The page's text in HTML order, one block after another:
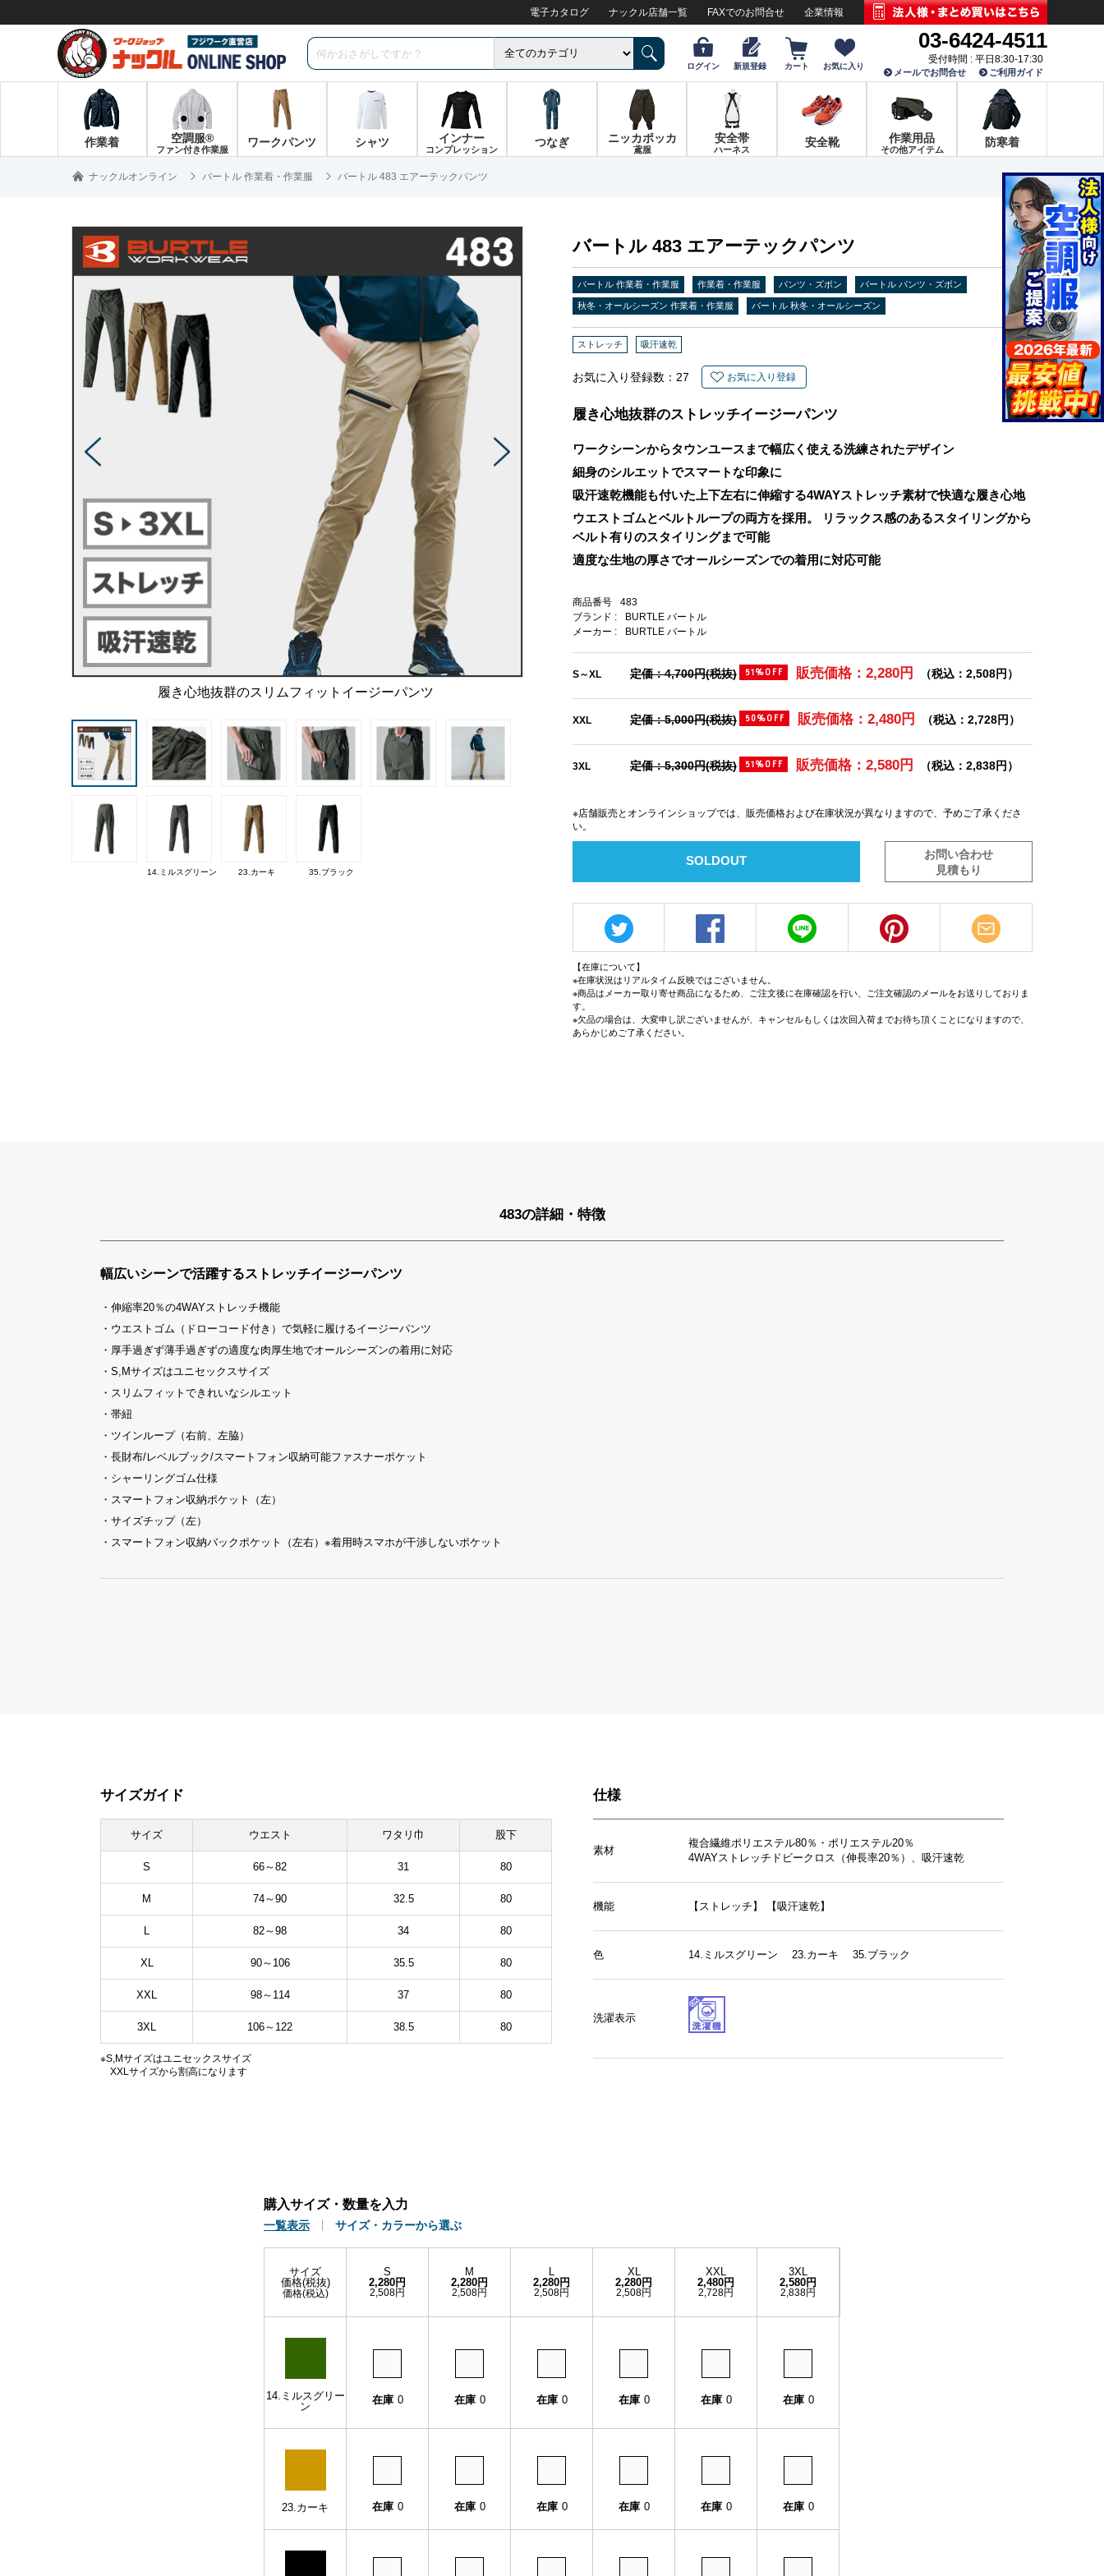
電子カタログ ナックル店舗一覧 FAXでのお問合せ 企業情報
ログイン 新規登録 カート お気に入り
03-6424-4511
受付時間 : 平日8:30-17:30
メールでお問合せ ご利用ガイド
作業着 空調服®
ファン付き作業服
ワークパンツ シャツ インナー
コンプレッション
つなぎ ニッカポッカ
鳶服
安全帯
ハーネス
安全靴 作業用品
その他アイテム
防寒着
ナックルオンライン バートル 作業着・作業服 バートル 483 エアーテックパンツ
履き心地抜群のスリムフィットイージーパンツ
14.ミルスグリーン 23.カーキ 35.ブラック
バートル 483 エアーテックパンツ
バートル 作業着・作業服 作業着・作業服 パンツ・ズボン バートル パンツ・ズボン
秋冬・オールシーズン 作業着・作業服 バートル 秋冬・オールシーズン
ストレッチ 吸汗速乾
お気に入り登録数： 27 お気に入り登録
履き心地抜群のストレッチイージーパンツ
ワークシーンからタウンユースまで幅広く使える洗練されたデザイン
細身のシルエットでスマートな印象に
吸汗速乾機能も付いた上下左右に伸縮する4WAYストレッチ素材で快適な履き心地
ウエストゴムとベルトループの両方を採用。 リラックス感のあるスタイリングから
ベルト有りのスタイリングまで可能
適度な生地の厚さでオールシーズンでの着用に対応可能
商品番号
483
ブランド :
BURTLE バートル
メーカー :
BURTLE バートル
S～XL 定価：4,700円(税抜) 51%OFF 販売価格：2,280円 （税込：2,508円）
XXL 定価：5,000円(税抜) 50%OFF 販売価格：2,480円 （税込：2,728円）
3XL 定価：5,300円(税抜) 51%OFF 販売価格：2,580円 （税込：2,838円）
※店舗販売とオンラインショップでは、販売価格および在庫状況が異なりますので、予めご了承くださ
い。
SOLDOUT
お問い合わせ
見積もり
【在庫について】
※在庫状況はリアルタイム反映ではございません。
※商品はメーカー取り寄せ商品になるため、ご注文後に在庫確認を行い、ご注文確認のメールをお送りしておりま
す。
※欠品の場合は、大変申し訳ございませんが、キャンセルもしくは次回入荷までお待ち頂くことになりますので、
あらかじめご了承ください。
483の詳細・特徴
幅広いシーンで活躍するストレッチイージーパンツ
・伸縮率20％の4WAYストレッチ機能
・ウエストゴム（ドローコード付き）で気軽に履けるイージーパンツ
・厚手過ぎず薄手過ぎずの適度な肉厚生地でオールシーズンの着用に対応
・S,Mサイズはユニセックスサイズ
・スリムフィットできれいなシルエット
・帯紐
・ツインループ（右前、左脇）
・長財布/レベルブック/スマートフォン収納可能ファスナーポケット
・シャーリングゴム仕様
・スマートフォン収納ポケット（左）
・サイズチップ（左）
・スマートフォン収納バックポケット（左右）※着用時スマホが干渉しないポケット
サイズガイド
サイズ ウエスト ワタリ巾 股下
S 66～82 31 80
M 74～90 32.5 80
L 82～98 34 80
XL 90～106 35.5 80
XXL 98～114 37 80
3XL 106～122 38.5 80
※S,Mサイズはユニセックスサイズ
XXLサイズから割高になります
仕様
素材
複合繊維ポリエステル80％・ポリエステル20％
4WAYストレッチドビークロス（伸長率20％）、吸汗速乾
機能 【ストレッチ】 【吸汗速乾】
色 14.ミルスグリーン 23.カーキ 35.ブラック
洗濯表示
購入サイズ・数量を入力
一覧表示 サイズ・カラーから選ぶ
サイズ
価格(税抜)
価格(税込)
S
2,280円
2,508円
M
2,280円
2,508円
L
2,280円
2,508円
XL
2,280円
2,508円
XXL
2,480円
2,728円
3XL
2,580円
2,838円
14.ミルスグリー
ン
在庫 0 在庫 0 在庫 0 在庫 0 在庫 0 在庫 0
23.カーキ 在庫 0 在庫 0 在庫 0 在庫 0 在庫 0 在庫 0